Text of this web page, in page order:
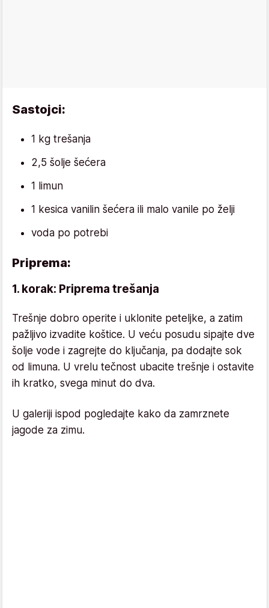
Sastojci:
1 kg trešanja
2,5 šolje šećera
1 limun
1 kesica vanilin šećera ili malo vanile po želji
voda po potrebi
Priprema:
1. korak: Priprema trešanja
Trešnje dobro operite i uklonite peteljke, a zatim
pažljivo izvadite koštice. U veću posudu sipajte dve
šolje vode i zagrejte do ključanja, pa dodajte sok
od limuna. U vrelu tečnost ubacite trešnje i ostavite
ih kratko, svega minut do dva.
U galeriji ispod pogledajte kako da zamrznete
jagode za zimu.